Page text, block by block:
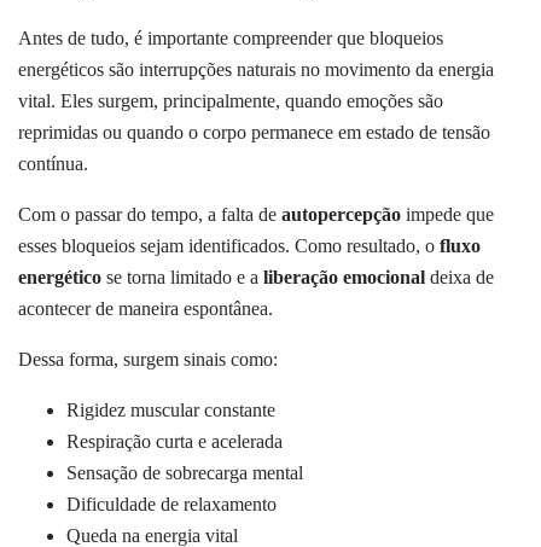
Antes de tudo, é importante compreender que bloqueios
energéticos são interrupções naturais no movimento da energia
vital. Eles surgem, principalmente, quando emoções são
reprimidas ou quando o corpo permanece em estado de tensão
contínua.
Com o passar do tempo, a falta de autopercepção impede que
esses bloqueios sejam identificados. Como resultado, o fluxo
energético se torna limitado e a liberação emocional deixa de
acontecer de maneira espontânea.
Dessa forma, surgem sinais como:
Rigidez muscular constante
Respiração curta e acelerada
Sensação de sobrecarga mental
Dificuldade de relaxamento
Queda na energia vital